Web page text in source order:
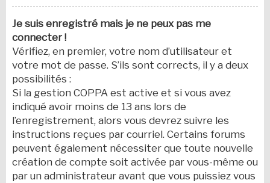
Je suis enregistré mais je ne peux pas me
connecter !
Vérifiez, en premier, votre nom d’utilisateur et
votre mot de passe. S’ils sont corrects, il y a deux
possibilités :
Si la gestion COPPA est active et si vous avez
indiqué avoir moins de 13 ans lors de
l’enregistrement, alors vous devrez suivre les
instructions reçues par courriel. Certains forums
peuvent également nécessiter que toute nouvelle
création de compte soit activée par vous-même ou
par un administrateur avant que vous puissiez vous